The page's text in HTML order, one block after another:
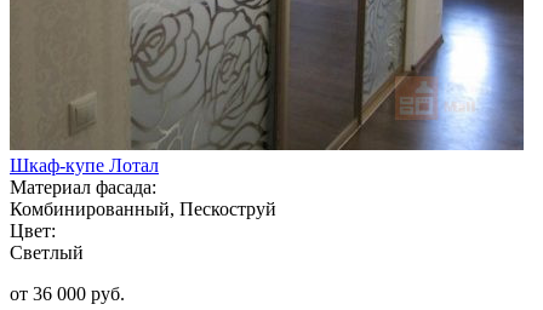
Шкаф-купе Лотал
Материал фасада:
Комбинированный, Пескоструй
Цвет:
Светлый
от 36 000 руб.